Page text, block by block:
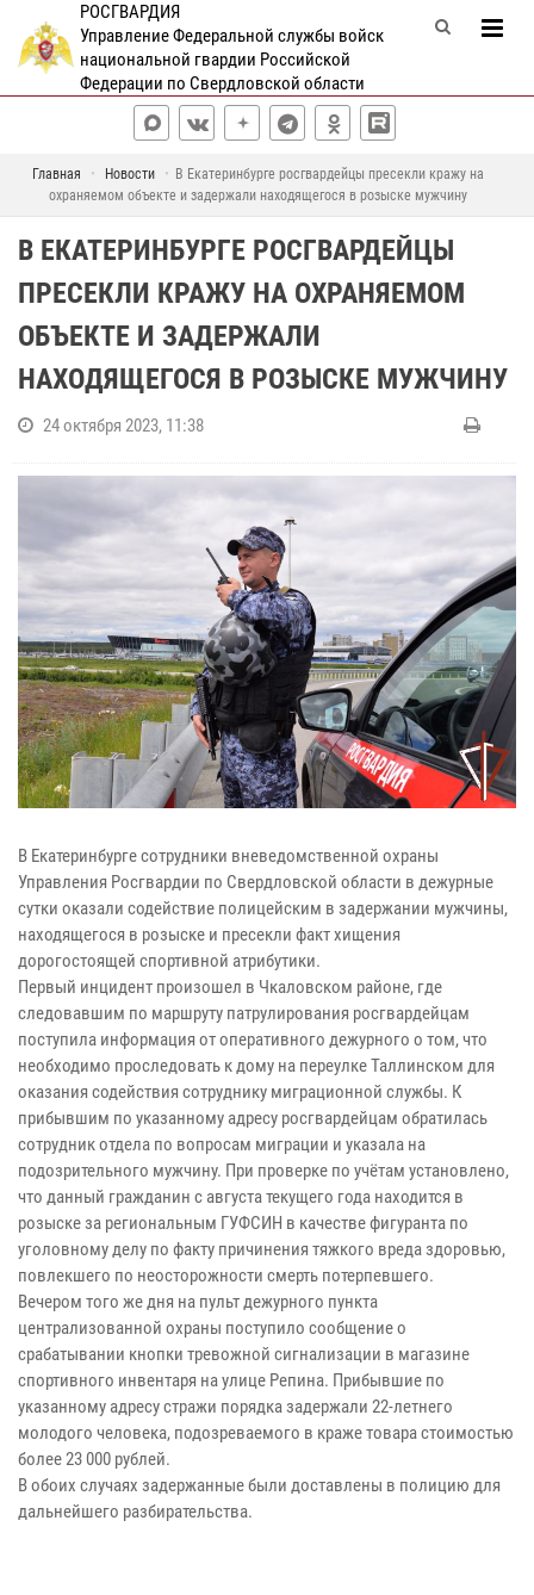
РОСГВАРДИЯ
Управление Федеральной службы войск
национальной гвардии Российской
Федерации по Свердловской области
Главная Новости
В Екатеринбурге росгвардейцы пресекли кражу на
охраняемом объекте и задержали находящегося в розыске мужчину
В ЕКАТЕРИНБУРГЕ РОСГВАРДЕЙЦЫ
ПРЕСЕКЛИ КРАЖУ НА ОХРАНЯЕМОМ
ОБЪЕКТЕ И ЗАДЕРЖАЛИ
НАХОДЯЩЕГОСЯ В РОЗЫСКЕ МУЖЧИНУ
24 октября 2023, 11:38
В Екатеринбурге сотрудники вневедомственной охраны
Управления Росгвардии по Свердловской области в дежурные
сутки оказали содействие полицейским в задержании мужчины,
находящегося в розыске и пресекли факт хищения
дорогостоящей спортивной атрибутики.
Первый инцидент произошел в Чкаловском районе, где
следовавшим по маршруту патрулирования росгвардейцам
поступила информация от оперативного дежурного о том, что
необходимо проследовать к дому на переулке Таллинском для
оказания содействия сотруднику миграционной службы. К
прибывшим по указанному адресу росгвардейцам обратилась
сотрудник отдела по вопросам миграции и указала на
подозрительного мужчину. При проверке по учётам установлено,
что данный гражданин с августа текущего года находится в
розыске за региональным ГУФСИН в качестве фигуранта по
уголовному делу по факту причинения тяжкого вреда здоровью,
повлекшего по неосторожности смерть потерпевшего.
Вечером того же дня на пульт дежурного пункта
централизованной охраны поступило сообщение о
срабатывании кнопки тревожной сигнализации в магазине
спортивного инвентаря на улице Репина. Прибывшие по
указанному адресу стражи порядка задержали 22-летнего
молодого человека, подозреваемого в краже товара стоимостью
более 23 000 рублей.
В обоих случаях задержанные были доставлены в полицию для
дальнейшего разбирательства.